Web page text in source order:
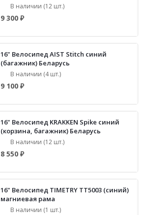
В наличии (12 шт.)
9 300 ₽
16" Велосипед AIST Stitch синий
(багажник) Беларусь
В наличии (4 шт.)
9 100 ₽
16" Велосипед KRAKKEN Spike синий
(корзина, багажник) Беларусь
В наличии (12 шт.)
8 550 ₽
16" Велосипед TIMETRY TT5003 (синий)
магниевая рама
В наличии (1 шт.)